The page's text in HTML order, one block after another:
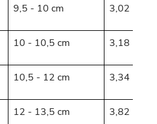
9,5 - 10 cm 3,02 -
10 - 10,5 cm 3,18 -
10,5 - 12 cm 3,34 -
12 - 13,5 cm 3,82 - 4,3